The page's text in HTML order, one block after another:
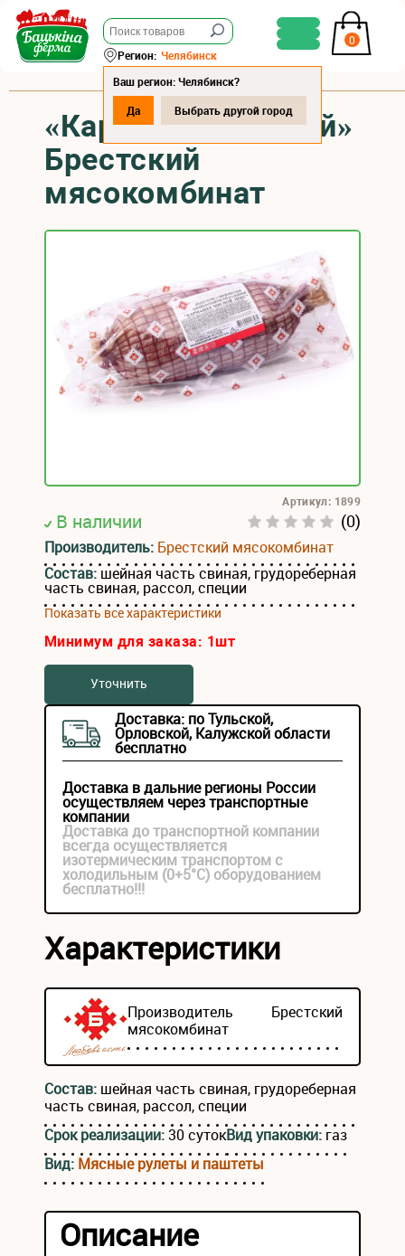
0
Регион: Челябинск
Ваш регион: Челябинск?
Да
Выбрать другой город
«Кармашек мясной»
Брестский
мясокомбинат
В наличии (0)
Артикул: 1899
Производитель: Брестский мясокомбинат
Состав: шейная часть свиная, грудореберная
часть свиная, рассол, специи
Показать все характеристики
Минимум для заказа: 1шт
Уточнить
Доставка: по Тульской,
Орловской, Калужской области
бесплатно
Доставка в дальние регионы России
осуществляем через транспортные
компании
Доставка до транспортной компании
всегда осуществляется
изотермическим транспортом с
холодильным (0+5°С) оборудованием
бесплатно!!!
Характеристики
Производитель Брестский
мясокомбинат
Состав: шейная часть свиная, грудореберная
часть свиная, рассол, специи
Срок реализации:30 сутокВид упаковки: газ
Вид: Мясные рулеты и паштеты
Описание